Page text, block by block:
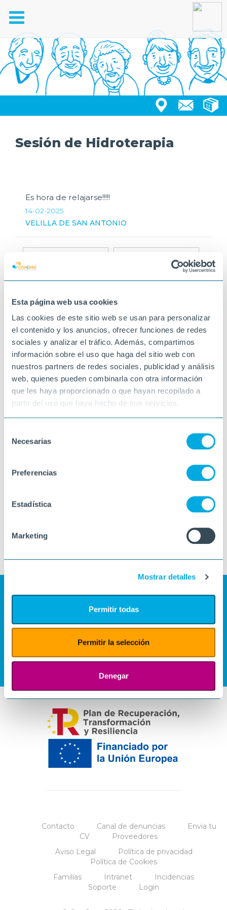
Esta página web usa cookies
Las cookies de este sitio web se usan para personalizar
el contenido y los anuncios, ofrecer funciones de redes
sociales y analizar el tráfico. Además, compartimos
información sobre el uso que haga del sitio web con
nuestros partners de redes sociales, publicidad y análisis
web, quienes pueden combinarla con otra información
que les haya proporcionado o que hayan recopilado a
partir del uso que haya hecho de sus servicios.
Necesarias
Preferencias
Estadística
Marketing
Mostrar detalles
Permitir todas
Permitir la selección
Denegar
Toggle
navigation
Sesión de Hidroterapia
Es hora de relajarse!!!!!
14-02-2025
VELILLA DE SAN ANTONIO
Contacto Canal de denuncias
Envia tu
CV
Proveedores
Aviso Legal
Política de privacidad
Política de Cookies
Familias
Intranet
Incidencias
Soporte
Login